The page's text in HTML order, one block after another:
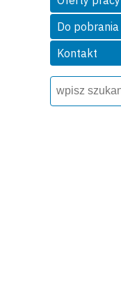
Do pobrania
Kontakt
Wyszukiwarka
Szukaj